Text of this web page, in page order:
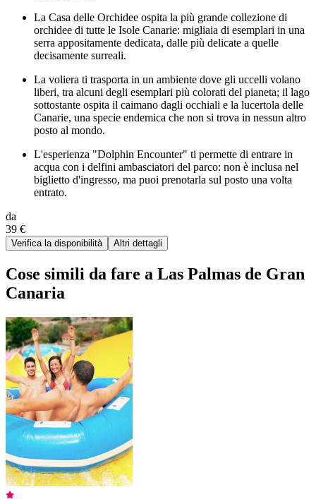
La Casa delle Orchidee ospita la più grande collezione di
orchidee di tutte le Isole Canarie: migliaia di esemplari in una
serra appositamente dedicata, dalle più delicate a quelle
decisamente surreali.
La voliera ti trasporta in un ambiente dove gli uccelli volano
liberi, tra alcuni degli esemplari più colorati del pianeta; il lago
sottostante ospita il caimano dagli occhiali e la lucertola delle
Canarie, una specie endemica che non si trova in nessun altro
posto al mondo.
L'esperienza "Dolphin Encounter" ti permette di entrare in
acqua con i delfini ambasciatori del parco: non è inclusa nel
biglietto d'ingresso, ma puoi prenotarla sul posto una volta
entrato.
da
39 €
Verifica la disponibilità Altri dettagli
Cose simili da fare a Las Palmas de Gran
Canaria